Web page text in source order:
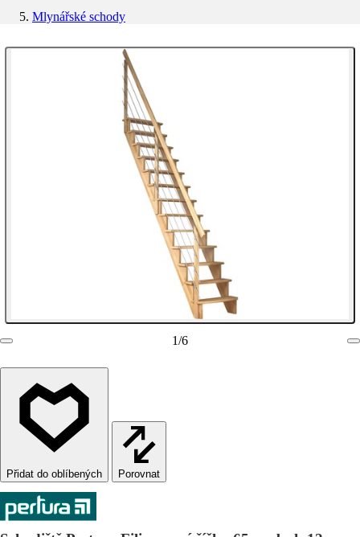
Mlynářské schody
1/6
Porovnat